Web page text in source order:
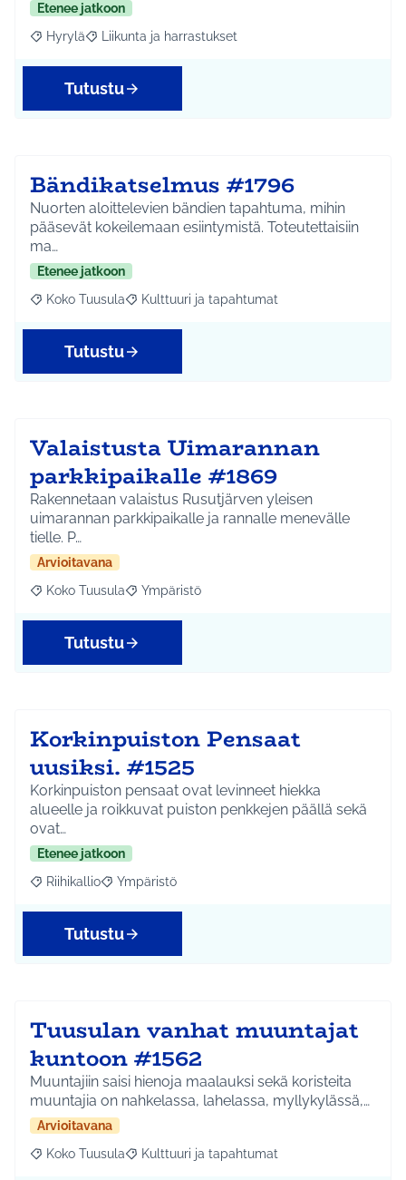
Etenee jatkoon
Rajaa tulokset aihepiirin mukaan: Hyrylä
Hyrylä Rajaa tulokset teeman mukaan: Liikunta ja
Liikunta ja harrastukset
Tutustu
Bändikatselmus #1796
Nuorten aloittelevien bändien tapahtuma, mihin
pääsevät kokeilemaan esiintymistä. Toteutettaisiin
ma…
Etenee jatkoon
Rajaa tulokset aihepiirin mukaan: Koko Tuusula
Koko Tuusula Rajaa tulokset teeman mukaan: Kulttuuri ja
Kulttuuri ja tapahtumat
Tutustu
Valaistusta Uimarannan
parkkipaikalle #1869
Rakennetaan valaistus Rusutjärven yleisen
uimarannan parkkipaikalle ja rannalle menevälle
tielle. P…
Arvioitavana
Rajaa tulokset aihepiirin mukaan: Koko Tuusula
Koko Tuusula Rajaa tulokset teeman mukaan: Ympäristö
Ympäristö
Tutustu
Korkinpuiston Pensaat
uusiksi. #1525
Korkinpuiston pensaat ovat levinneet hiekka
alueelle ja roikkuvat puiston penkkejen päällä sekä
ovat…
Etenee jatkoon
Rajaa tulokset aihepiirin mukaan: Riihikallio
Riihikallio Rajaa tulokset teeman mukaan: Ympäristö
Ympäristö
Tutustu
Tuusulan vanhat muuntajat
kuntoon #1562
Muuntajiin saisi hienoja maalauksi sekä koristeita
muuntajia on nahkelassa, lahelassa, myllykylässä,…
Arvioitavana
Rajaa tulokset aihepiirin mukaan: Koko Tuusula
Koko Tuusula Rajaa tulokset teeman mukaan: Kulttuuri ja
Kulttuuri ja tapahtumat